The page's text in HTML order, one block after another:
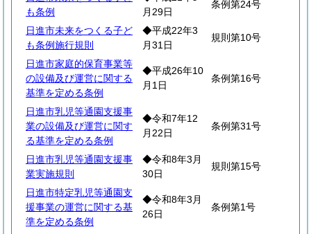
も条例
月29日
条例第24号
日進市未来をつくる子ど
も条例施行規則
◆平成22年3
月31日
規則第10号
日進市家庭的保育事業等
の設備及び運営に関する
基準を定める条例
◆平成26年10
月1日
条例第16号
日進市乳児等通園支援事
業の設備及び運営に関す
る基準を定める条例
◆令和7年12
月22日
条例第31号
日進市乳児等通園支援事
業実施規則
◆令和8年3月
30日
規則第15号
日進市特定乳児等通園支
援事業の運営に関する基
準を定める条例
◆令和8年3月
26日
条例第1号